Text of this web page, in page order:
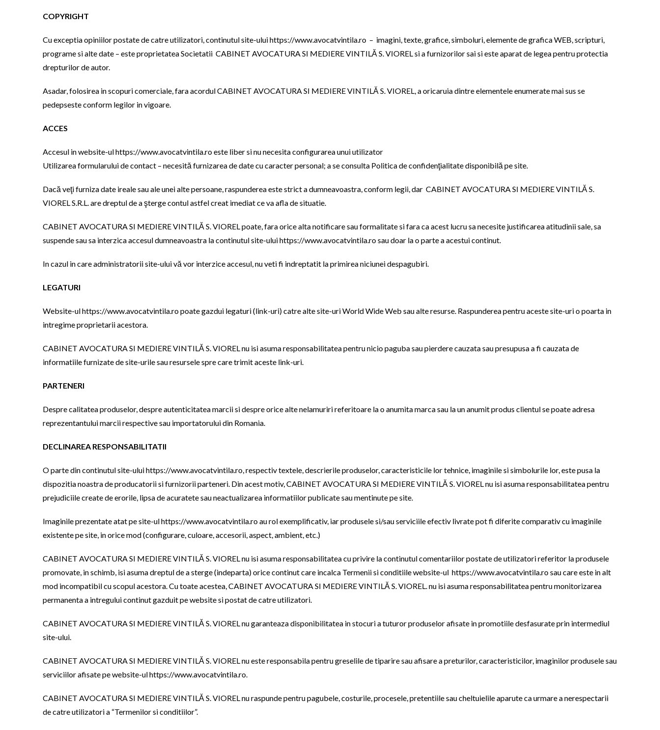
COPYRIGHT
Cu exceptia opiniilor postate de catre utilizatori, continutul site-ului https://www.avocatvintila.ro – imagini, texte, grafice, simboluri, elemente de grafica WEB, scripturi,
programe si alte date – este proprietatea Societatii CABINET AVOCATURA SI MEDIERE VINTILĂ S. VIOREL si a furnizorilor sai si este aparat de legea pentru protectia
drepturilor de autor.
Asadar, folosirea in scopuri comerciale, fara acordul CABINET AVOCATURA SI MEDIERE VINTILĂ S. VIOREL, a oricaruia dintre elementele enumerate mai sus se
pedepseste conform legilor in vigoare.
ACCES
Accesul in website-ul https://www.avocatvintila.ro este liber si nu necesita configurarea unui utilizator
Utilizarea formularului de contact – necesită furnizarea de date cu caracter personal; a se consulta Politica de confidenţialitate disponibilă pe site.
Dacă veţi furniza date ireale sau ale unei alte persoane, raspunderea este strict a dumneavoastra, conform legii, dar CABINET AVOCATURA SI MEDIERE VINTILĂ S.
VIOREL S.R.L. are dreptul de a şterge contul astfel creat imediat ce va afla de situatie.
CABINET AVOCATURA SI MEDIERE VINTILĂ S. VIOREL poate, fara orice alta notificare sau formalitate si fara ca acest lucru sa necesite justificarea atitudinii sale, sa
suspende sau sa interzica accesul dumneavoastra la continutul site-ului https://www.avocatvintila.ro sau doar la o parte a acestui continut.
In cazul in care administratorii site-ului vă vor interzice accesul, nu veti fi indreptatit la primirea niciunei despagubiri.
LEGATURI
Website-ul https://www.avocatvintila.ro poate gazdui legaturi (link-uri) catre alte site-uri World Wide Web sau alte resurse. Raspunderea pentru aceste site-uri o poarta in
intregime proprietarii acestora.
CABINET AVOCATURA SI MEDIERE VINTILĂ S. VIOREL nu isi asuma responsabilitatea pentru nicio paguba sau pierdere cauzata sau presupusa a fi cauzata de
informatiile furnizate de site-urile sau resursele spre care trimit aceste link-uri.
PARTENERI
Despre calitatea produselor, despre autenticitatea marcii si despre orice alte nelamuriri referitoare la o anumita marca sau la un anumit produs clientul se poate adresa
reprezentantului marcii respective sau importatorului din Romania.
DECLINAREA RESPONSABILITATII
O parte din continutul site-ului https://www.avocatvintila.ro, respectiv textele, descrierile produselor, caracteristicile lor tehnice, imaginile si simbolurile lor, este pusa la
dispozitia noastra de producatorii si furnizorii parteneri. Din acest motiv, CABINET AVOCATURA SI MEDIERE VINTILĂ S. VIOREL nu isi asuma responsabilitatea pentru
prejudiciile create de erorile, lipsa de acuratete sau neactualizarea informatiilor publicate sau mentinute pe site.
Imaginile prezentate atat pe site-ul https://www.avocatvintila.ro au rol exemplificativ, iar produsele si/sau serviciile efectiv livrate pot fi diferite comparativ cu imaginile
existente pe site, in orice mod (configurare, culoare, accesorii, aspect, ambient, etc.)
CABINET AVOCATURA SI MEDIERE VINTILĂ S. VIOREL nu isi asuma responsabilitatea cu privire la continutul comentariilor postate de utilizatori referitor la produsele
promovate, in schimb, isi asuma dreptul de a sterge (indeparta) orice continut care incalca Termenii si conditiile website-ul https://www.avocatvintila.ro sau care este in alt
mod incompatibil cu scopul acestora. Cu toate acestea, CABINET AVOCATURA SI MEDIERE VINTILĂ S. VIOREL. nu isi asuma responsabilitatea pentru monitorizarea
permanenta a intregului continut gazduit pe website si postat de catre utilizatori.
CABINET AVOCATURA SI MEDIERE VINTILĂ S. VIOREL nu garanteaza disponibilitatea in stocuri a tuturor produselor afisate in promotiile desfasurate prin intermediul
site-ului.
CABINET AVOCATURA SI MEDIERE VINTILĂ S. VIOREL nu este responsabila pentru greselile de tiparire sau afisare a preturilor, caracteristicilor, imaginilor produsele sau
serviciilor afisate pe website-ul https://www.avocatvintila.ro.
CABINET AVOCATURA SI MEDIERE VINTILĂ S. VIOREL nu raspunde pentru pagubele, costurile, procesele, pretentiile sau cheltuielile aparute ca urmare a nerespectarii
de catre utilizatori a “Termenilor si conditiilor”.